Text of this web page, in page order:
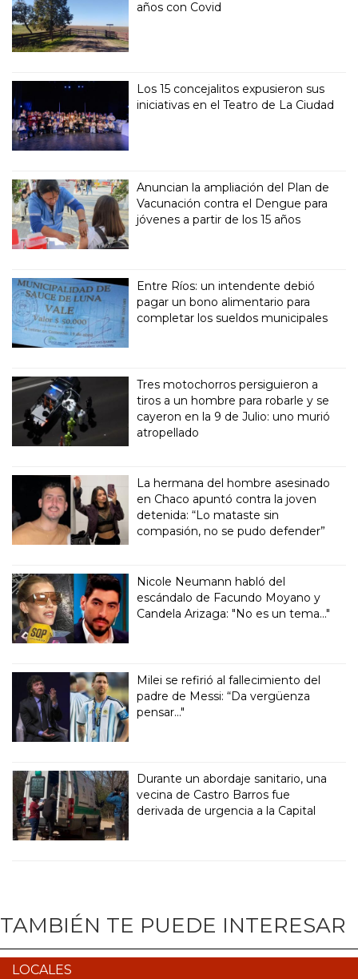
años con Covid
Los 15 concejalitos expusieron sus
iniciativas en el Teatro de La Ciudad
Anuncian la ampliación del Plan de
Vacunación contra el Dengue para
jóvenes a partir de los 15 años
Entre Ríos: un intendente debió
pagar un bono alimentario para
completar los sueldos municipales
Tres motochorros persiguieron a
tiros a un hombre para robarle y se
cayeron en la 9 de Julio: uno murió
atropellado
La hermana del hombre asesinado
en Chaco apuntó contra la joven
detenida: “Lo mataste sin
compasión, no se pudo defender”
Nicole Neumann habló del
escándalo de Facundo Moyano y
Candela Arizaga: "No es un tema..."
Milei se refirió al fallecimiento del
padre de Messi: “Da vergüenza
pensar..."
Durante un abordaje sanitario, una
vecina de Castro Barros fue
derivada de urgencia a la Capital
TAMBIÉN TE PUEDE INTERESAR
LOCALES